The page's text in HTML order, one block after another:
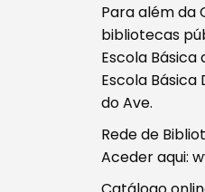
Para além da
bibliotecas
Escola Básica
Escola Básica
do Ave.
Rede de
Aceder aqui: